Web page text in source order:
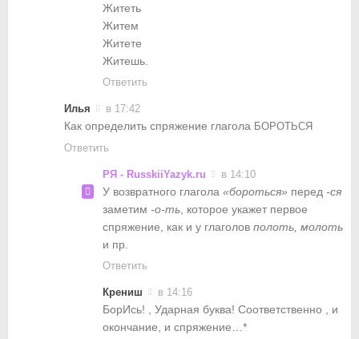
Житеть
Житем
Житете
Житешь.
Ответить
Илья в 17:42
Как определить спряжение глагола БОРОТЬСЯ
Ответить
РЯ - RusskiiYazyk.ru в 14:10
У возвратного глагола «бороться» перед -ся
заметим -о-ть, которое укажет первое
спряжение, как и у глаголов полоть, молоть
и пр.
Ответить
Крениш в 14:16
БорИсь! , Ударная буква! Соответственно , и
окончание, и спряжение…*